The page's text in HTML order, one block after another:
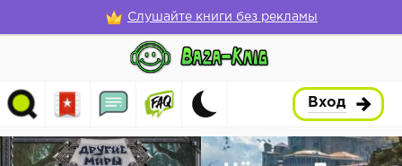
Слушайте книги без рекламы
Вход